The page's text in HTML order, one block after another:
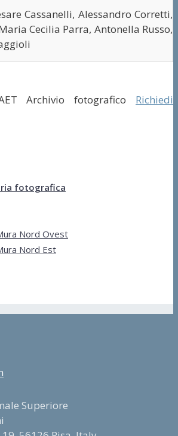
Cassanelli, Alessandro Corretti,
Cecilia Parra, Antonella Russo,
Archivio fotografico Richiedi
fotografica
Nord Ovest
Nord Est
Superiore